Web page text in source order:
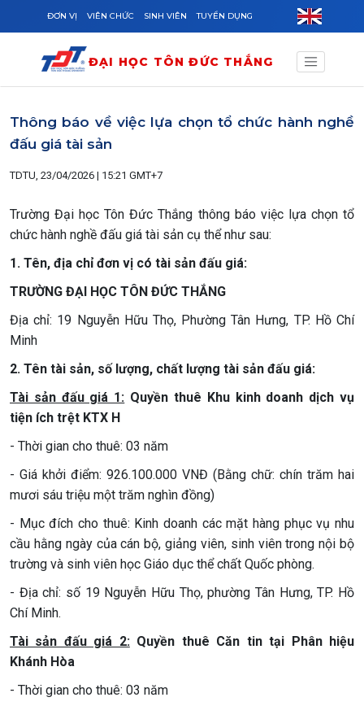
Skip to main content
ĐƠN VỊ VIÊN CHỨC SINH VIÊN TUYỂN DỤNG
ĐẠI HỌC TÔN ĐỨC THẮNG
Thông báo về việc lựa chọn tổ chức hành nghề
đấu giá tài sản
TDTU, 23/04/2026 | 15:21 GMT+7
Trường Đại học Tôn Đức Thắng thông báo việc lựa chọn tổ
chức hành nghề đấu giá tài sản cụ thể như sau:
1. Tên, địa chỉ đơn vị có tài sản đấu giá:
TRƯỜNG ĐẠI HỌC TÔN ĐỨC THẮNG
Địa chỉ: 19 Nguyễn Hữu Thọ, Phường Tân Hưng, TP. Hồ Chí
Minh
2. Tên tài sản, số lượng, chất lượng tài sản đấu giá:
Tài sản đấu giá 1: Quyền thuê Khu kinh doanh dịch vụ
tiện ích trệt KTX H
- Thời gian cho thuê: 03 năm
- Giá khởi điểm: 926.100.000 VNĐ (Bằng chữ: chín trăm hai
mươi sáu triệu một trăm nghìn đồng)
- Mục đích cho thuê: Kinh doanh các mặt hàng phục vụ nhu
cầu hằng ngày của cán bộ, giảng viên, sinh viên trong nội bộ
trường và sinh viên học Giáo dục thể chất Quốc phòng.
- Địa chỉ: số 19 Nguyễn Hữu Thọ, phường Tân Hưng, TP. Hồ
Chí Minh.
Tài sản đấu giá 2:Quyền thuê Căn tin tại Phân hiệu
Khánh Hòa
- Thời gian cho thuê: 03 năm